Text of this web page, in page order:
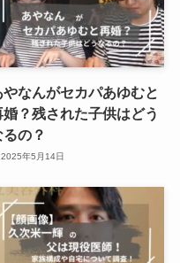
やなんがセカパあゆむと
婚？残された子供はどう
るの？
2025年5月14日